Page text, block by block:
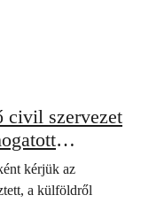
civil szervezet
kérjük az
a külföldről